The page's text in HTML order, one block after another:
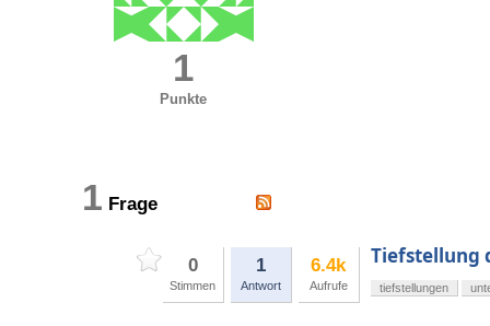
1
Punkte
1 Frage
0
Stimmen
1
Antwort
6.4k
Aufrufe
Tiefstellung
tiefstellungen